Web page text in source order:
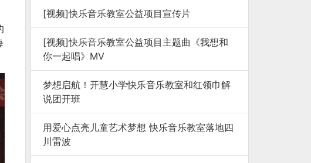
[视频]快乐音乐教室公益项目宣传片
[视频]快乐音乐教室公益项目主题曲《我想和
你一起唱》MV
梦想启航！开慧小学快乐音乐教室和红领巾解
说团开班
用爱心点亮儿童艺术梦想 快乐音乐教室落地四
川雷波